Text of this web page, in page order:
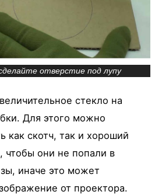
отверстие под лупу
стекло на
Для этого можно
как скотч, так и хороший
чтобы они не попали в
иначе это может
от проектора.